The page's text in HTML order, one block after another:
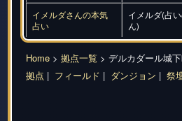
イメルダさんの本気
占い
イメルダ(占
ん)
Home > 拠点一覧 > デルカダール城
拠点 | フィールド | ダンジョン | 祭